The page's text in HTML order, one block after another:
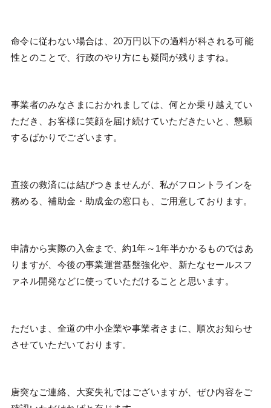
命令に従わない場合は、20万円以下の過料が科される可能
性とのことで、行政のやり方にも疑問が残りますね。
事業者のみなさまにおかれましては、何とか乗り越えてい
ただき、お客様に笑顔を届け続けていただきたいと、懇願
するばかりでございます。
直接の救済には結びつきませんが、私がフロントラインを
務める、補助金・助成金の窓口も、ご用意しております。
申請から実際の入金まで、約1年～1年半かかるものではあ
りますが、今後の事業運営基盤強化や、新たなセールスフ
ァネル開発などに使っていただけることと思います。
ただいま、全道の中小企業や事業者さまに、順次お知らせ
させていただいております。
唐突なご連絡、大変失礼ではございますが、ぜひ内容をご